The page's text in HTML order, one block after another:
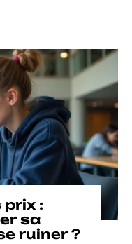
:
sa
ruiner ?